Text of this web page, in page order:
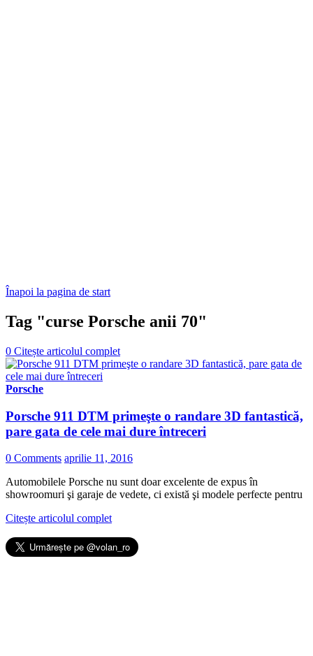
Înapoi la pagina de start
Tag "curse Porsche anii 70"
0 Citește articolul complet
Porsche
Porsche 911 DTM primeşte o randare 3D fantastică,
pare gata de cele mai dure întreceri
0 Comments aprilie 11, 2016
Automobilele Porsche nu sunt doar excelente de expus în
showroomuri şi garaje de vedete, ci există şi modele perfecte pentru
Citește articolul complet